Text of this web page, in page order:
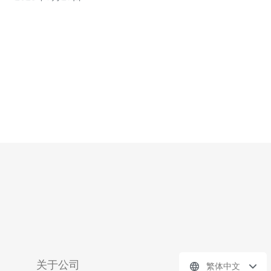
关于公司 繁体中文